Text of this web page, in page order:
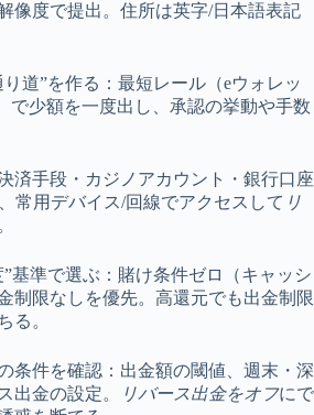
像度で提出。住所は英字/日本語表記
り道”を作る：最短レール（eウォレッ
で少額を一度出し、承認の挙動や手数
済手段・カジノアカウント・銀行口座
常用デバイス/回線でアクセスして リ
”基準で選ぶ：賭け条件ゼロ（キャッシ
制限なしを優先。高還元でも出金制限
る。
条件を確認：出金額の閾値、週末・深
出金の設定。
リバース出金をオフにで